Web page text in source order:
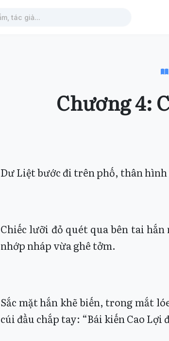
Chương 4:
Dư Liệt bước đi trên phố, thân hình
Chiếc lưỡi đỏ quét qua bên tai
nhớp nháp vừa ghê tởm.
Sắc mặt hắn khẽ biến, trong mắt
cúi đầu chắp tay: “Bái kiến Cao Lợi